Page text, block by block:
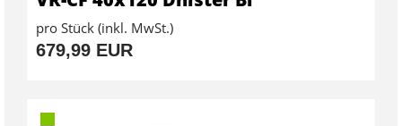
pro Stück (inkl. MwSt.)
679,99 EUR